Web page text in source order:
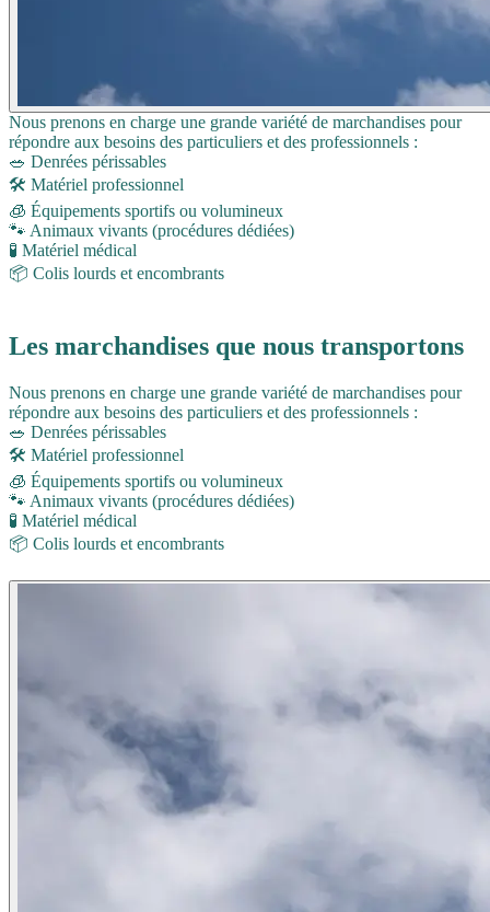
Nous prenons en charge une grande variété de marchandises pour
répondre aux besoins des particuliers et des professionnels :
🥗 Denrées périssables
🛠️ Matériel professionnel
🧊 Équipements sportifs ou volumineux
🐾 Animaux vivants (procédures dédiées)
🧪 Matériel médical
📦 Colis lourds et encombrants
Les marchandises que nous transportons
Nous prenons en charge une grande variété de marchandises pour
répondre aux besoins des particuliers et des professionnels :
🥗 Denrées périssables
🛠️ Matériel professionnel
🧊 Équipements sportifs ou volumineux
🐾 Animaux vivants (procédures dédiées)
🧪 Matériel médical
📦 Colis lourds et encombrants